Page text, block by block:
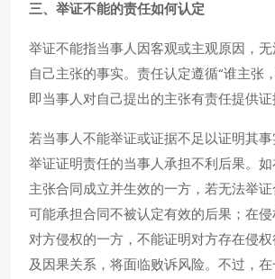
三、举证不能的责任如何认定
举证不能指当事人因客观或主观原因，
自己主张的事实。责任认定遵循“谁主张
即当事人对自己提出的主张有责任提供证
若当事人不能举证或证据不足以证明其
举证证明责任的当事人承担不利后果。如
主张合同成立并生效的一方，若无法举证
可能承担合同不被认定有效的后果；在
对方侵权的一方，不能证明对方存在侵
及因果关系，将面临败诉风险。不过，